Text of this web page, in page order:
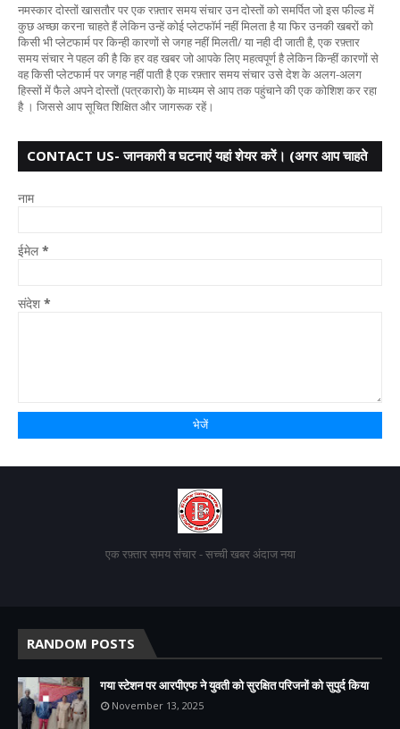
नमस्कार दोस्तों खासतौर पर एक रफ़्तार समय संचार उन दोस्तों को समर्पित जो इस फील्ड में
कुछ अच्छा करना चाहते हैं लेकिन उन्हें कोई प्लेटफॉर्म नहीं मिलता है या फिर उनकी खबरों को
किसी भी प्लेटफार्म पर किन्ही कारणों से जगह नहीं मिलती/ या नही दी जाती है, एक रफ़्तार
समय संचार ने पहल की है कि हर वह खबर जो आपके लिए महत्वपूर्ण है लेकिन किन्हीं कारणों से
वह किसी प्लेटफार्म पर जगह नहीं पाती है एक रफ़्तार समय संचार उसे देश के अलग-अलग
हिस्सों में फैले अपने दोस्तों (पत्रकारो) के माध्यम से आप तक पहुंचाने की एक कोशिश कर रहा
है । जिससे आप सूचित शिक्षित और जागरूक रहें।
CONTACT US- जानकारी व घटनाएं यहां शेयर करें। (अगर आप चाहते
नाम
ईमेल*
संदेश *
एक रफ़्तार समय संचार - सच्ची खबर अंदाज नया
RANDOM POSTS
गया स्टेशन पर आरपीएफ ने युवती को सुरक्षित परिजनों को सुपुर्द किया
November 13, 2025